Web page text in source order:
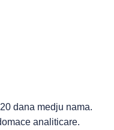
dana medju nama.
analiticare.